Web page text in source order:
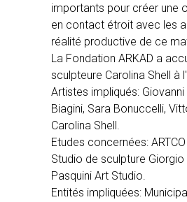
importants pour créer une
en contact étroit avec les
réalité productive de ce
La Fondation ARKAD a
sculpteure Carolina Shell à
Artistes impliqués:
Biagini, Sara Bonuccelli,
Carolina Shell.
Etudes concernées:
Studio de sculpture Giorgio
Pasquini Art Studio.
Entités impliquées: